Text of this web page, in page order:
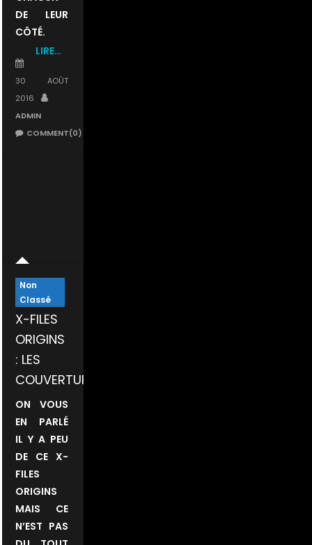
DE LEUR
CÔTÉ.
LIRE…
30 AOÛT
2016
ADMIN
COMMENT(0)
Non
Classé
X-FILES
ORIGINS
: LES
COUVERTURES
ON VOUS
EN PARLÉ
IL Y A PEU
DE CE X-
FILES
ORIGINS
MAIS CE
N’EST PAS